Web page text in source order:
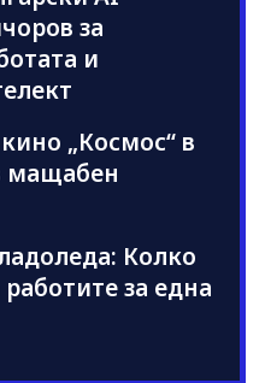
за
и
„Космос“ в
мащабен
Колко
за една